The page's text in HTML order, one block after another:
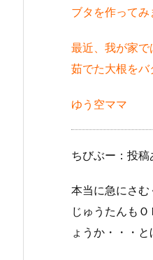
ブタを作って
最近、我が家で
茹でた大根をバ
ゆう空ママ
ちびぶー：投稿
本当に急にさ
じゅうたんも
ょうか・・・と